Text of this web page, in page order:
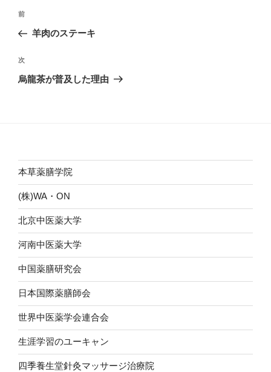
投
ナ
ビ
ゲ
前
の
稿
前
羊肉のステーキ
次
の
次
烏龍茶が普及した理由
本草薬膳学院
(株)WA・ON
北京中医薬大学
河南中医薬大学
中国薬膳研究会
日本国際薬膳師会
世界中医薬学会連合会
生涯学習のユーキャン
四季養生堂針灸マッサージ治療院